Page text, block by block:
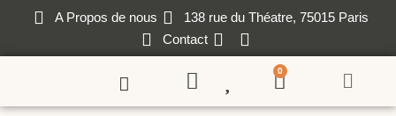
A Propos de nous
138 rue du Théatre, 75015 Paris
Contact
0